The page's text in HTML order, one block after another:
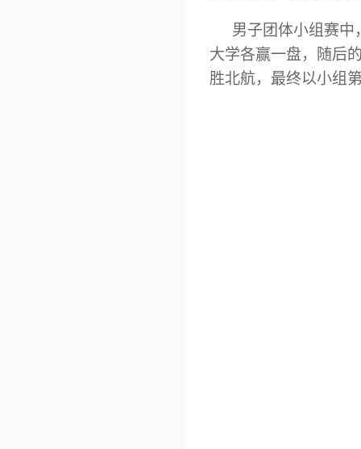
男子团体小组赛中
大学各赢一盘，随后
胜北航，最终以小组